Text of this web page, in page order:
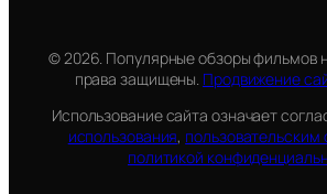
© 2026. Популярные обзоры фильмов
права защищены. Продвижение
Использование сайта означает
использования,
политикой